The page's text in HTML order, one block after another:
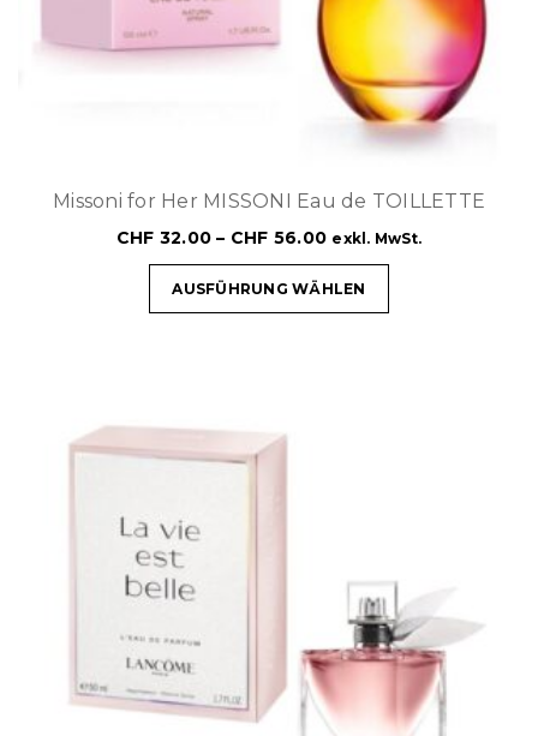
Missoni for Her MISSONI Eau de TOILLETTE
CHF 32.00 – CHF 56.00 exkl. MwSt.
AUSFÜHRUNG WÄHLEN